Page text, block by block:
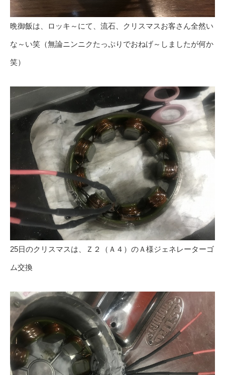
晩御飯は、ロッキ～にて、流石、クリスマスお客さん全然い
な～い笑（無論ニンニクたっぷりでおねげ～しましたが何か
笑）
25日のクリスマスは、Ｚ２（Ａ４）のＡ様ジェネレーターゴ
ム交換